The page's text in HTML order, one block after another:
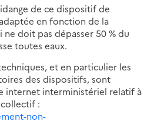
de ce dispositif de
en fonction de la
doit pas dépasser 50 % du
toutes eaux.
et en particulier les
des dispositifs, sont
internet interministériel relatif à
:
non-